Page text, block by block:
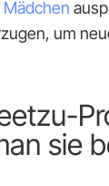
um
sie